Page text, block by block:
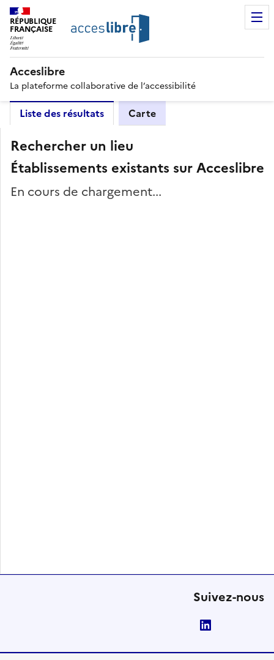
RÉPUBLIQUE
FRANÇAISE
Acceslibre
La plateforme collaborative de l’accessibilité
Liste des résultats Carte
Rechercher un lieu
Établissements existants sur Acceslibre
En cours de chargement...
Suivez-nous